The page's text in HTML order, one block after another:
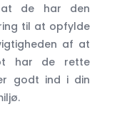
at de har den
til at opfylde
af at
har de rette
godt ind i din